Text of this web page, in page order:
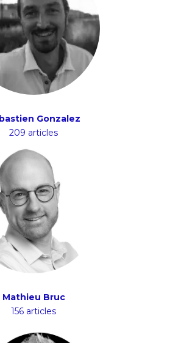
Gonzalez
209 articles
Mathieu Bruc
156 articles